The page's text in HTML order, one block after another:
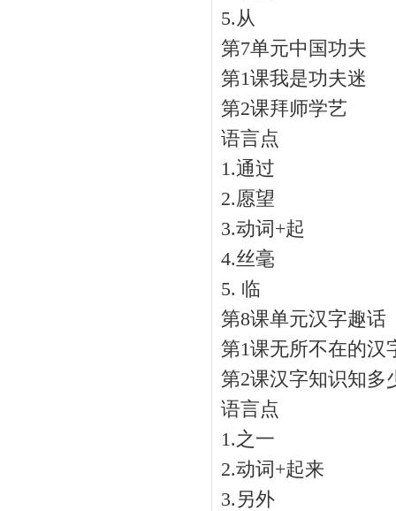
5.从
第7单元中国功夫
第1课我是功夫迷
第2课拜师学艺
语言点
1.通过
2.愿望
3.动词+起
4.丝毫
5. 临
第8课单元汉字趣话
第1课无所不在的汉
第2课汉字知识知多
语言点
1.之一
2.动词+起来
3.另外